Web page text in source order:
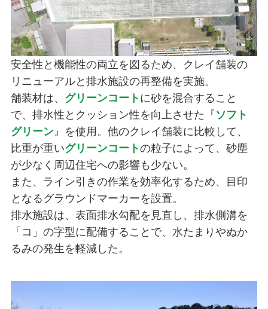
安全性と機能性の両立を図るため、クレイ舗装の
リニューアルと排水施設の再整備を実施。
舗装材は、 グリーンコート に砂を混合すること
で、排水性とクッション性を向上させた『 ソフト
グリーン』を使用。他のクレイ舗装に比較して、
比重が重いグリーンコートの粒子によって、砂塵
が少なく周辺住宅への影響も少ない。
また、ライン引きの作業を効率化するため、目印
となるグラウンドマーカーを設置。
排水施設は、表面排水勾配を見直し、排水側溝を
「コ」の字型に配備することで、水たまりやぬか
るみの発生を軽減した。